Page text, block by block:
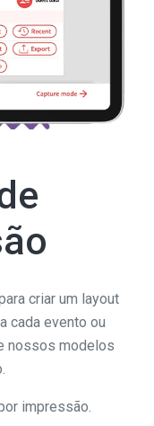
criar um layout
cada evento ou
nossos modelos
impressão.